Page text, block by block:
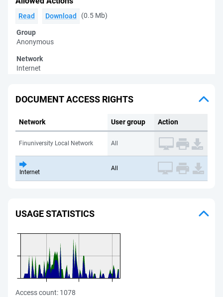
Read Download (0.5 Mb)
Group
Anonymous
Network
Internet
DOCUMENT ACCESS RIGHTS
Network User group Action
Finuniversity Local Network All
Internet
All
USAGE STATISTICS
Access count: 1078